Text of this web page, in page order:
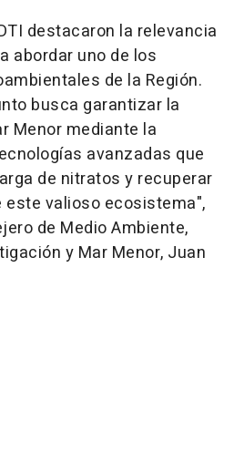
destacaron la relevancia
abordar uno de los
de la Región.
busca garantizar la
Menor mediante la
avanzadas que
de nitratos y recuperar
este valioso ecosistema",
de Medio Ambiente,
y Mar Menor, Juan